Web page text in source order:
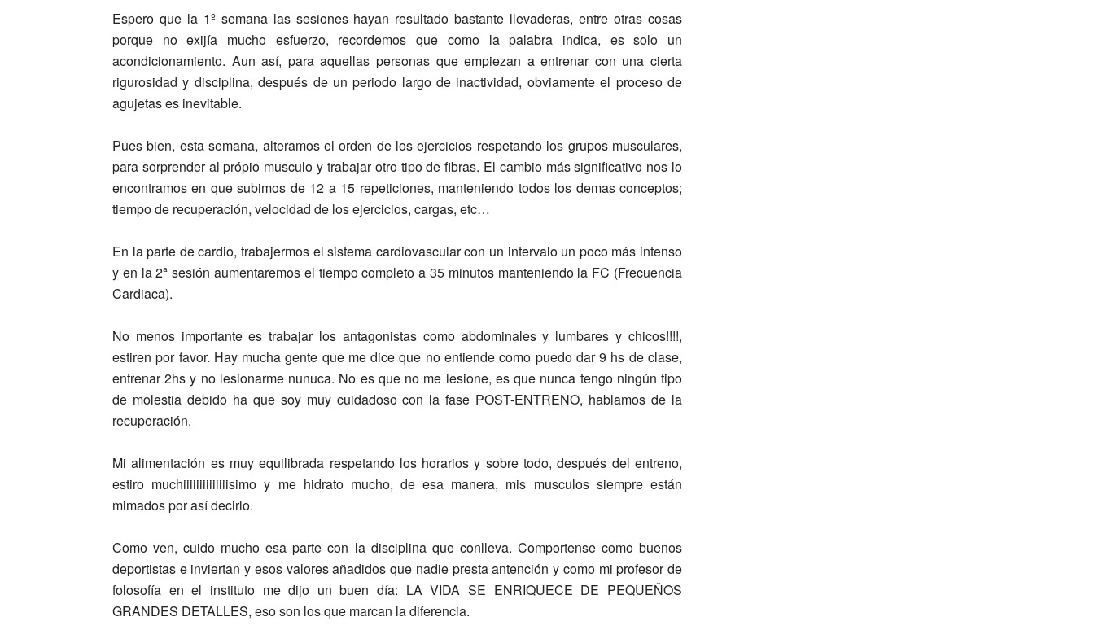
Espero que la 1º semana las sesiones hayan resultado bastante llevaderas, entre otras cosas
porque no exijía mucho esfuerzo, recordemos que como la palabra indica, es solo un
acondicionamiento. Aun así, para aquellas personas que empiezan a entrenar con una cierta
rigurosidad y disciplina, después de un periodo largo de inactividad, obviamente el proceso de
agujetas es inevitable.
Pues bien, esta semana, alteramos el orden de los ejercicios respetando los grupos musculares,
para sorprender al própio musculo y trabajar otro tipo de fibras. El cambio más significativo nos lo
encontramos en que subimos de 12 a 15 repeticiones, manteniendo todos los demas conceptos;
tiempo de recuperación, velocidad de los ejercicios, cargas, etc…
En la parte de cardio, trabajermos el sistema cardiovascular con un intervalo un poco más intenso
y en la 2ª sesión aumentaremos el tiempo completo a 35 minutos manteniendo la FC (Frecuencia
Cardiaca).
No menos importante es trabajar los antagonistas como abdominales y lumbares y chicos!!!!,
estiren por favor. Hay mucha gente que me dice que no entiende como puedo dar 9 hs de clase,
entrenar 2hs y no lesionarme nunuca. No es que no me lesione, es que nunca tengo ningún tipo
de molestia debido ha que soy muy cuidadoso con la fase POST-ENTRENO, hablamos de la
recuperación.
Mi alimentación es muy equilibrada respetando los horarios y sobre todo, después del entreno,
estiro muchiiiiiiiiiiiiiisimo y me hidrato mucho, de esa manera, mis musculos siempre están
mimados por así decirlo.
Como ven, cuido mucho esa parte con la disciplina que conlleva. Comportense como buenos
deportistas e inviertan y esos valores añadidos que nadie presta antención y como mi profesor de
folosofía en el instituto me dijo un buen día: LA VIDA SE ENRIQUECE DE PEQUEÑOS
GRANDES DETALLES, eso son los que marcan la diferencia.